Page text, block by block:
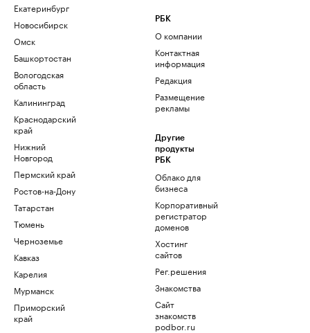
Екатеринбург
Новосибирск
Омск
Башкортостан
Вологодская
область
Калининград
Краснодарский
край
Нижний
Новгород
Пермский край
Ростов-на-Дону
Татарстан
Тюмень
Черноземье
Кавказ
Карелия
Мурманск
Приморский
край
РБК
О компании
Контактная
информация
Редакция
Размещение
рекламы
Другие
продукты
РБК
Облако для
бизнеса
Корпоративный
регистратор
доменов
Хостинг
сайтов
Рег.решения
Знакомства
Сайт
знакомств
podbor.ru